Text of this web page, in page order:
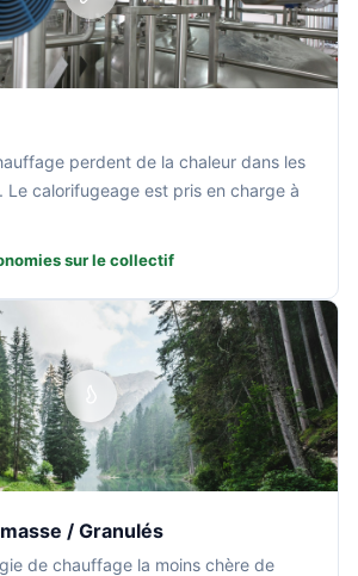
perdent de la chaleur dans les
Le calorifugeage est pris en charge à
sur le collectif
/ Granulés
de chauffage la moins chère de